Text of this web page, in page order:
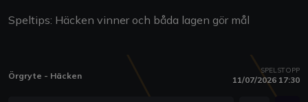
Speltips: Häcken vinner och båda lagen gör mål
Örgryte - Häcken SPELSTOPP
11/07/2026 17:30